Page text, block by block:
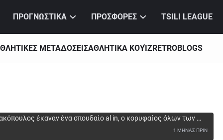
ΠΡΟΓΝΩΣΤΙΚΑ ΠΡΟΣΦΟΡΕΣ TSILI LEAGUE
ΜΕΤΑΔΟΣΕΙΣΑΘΛΗΤΙΚΑ ΚΟΥΊΖRETROBLOGS
έκαναν ένα σπουδαίο al in, ο κορυφαίος όλων των
"T-Center" και 3+1 ατάκες από την επίσημη παρουσίασή του
1 ΜΗΝΑΣ ΠΡΙΝ